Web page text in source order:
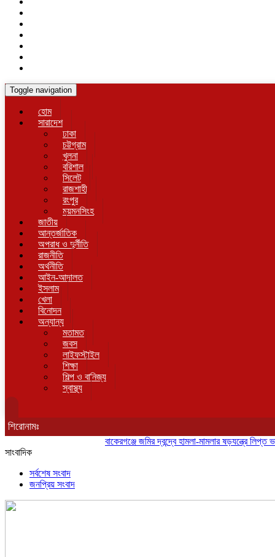
Toggle navigation
হোম
সারাদেশ
ঢাকা
চট্টগ্রাম
খুলনা
বরিশাল
সিলেট
রাজশাহী
রংপুর
ময়মনসিংহ
জাতীয়
আন্তর্জাতিক
অপরাধ ও দুর্নীতি
রাজনীতি
অর্থনীতি
আইন-আদালত
ইসলাম
খেলা
বিনোদন
অন্যান্য
মতামত
জবস
লাইফস্টাইল
শিক্ষা
শিল্প ও বানিজ্য
স্বাস্থ্য
শিরোনামঃ
বাকেরগঞ্জে জমির দ্বন্দ্বে হামলা-মামলার ষড়যন্ত্রে লিপ্ত
সাংবাদিক
সর্বশেষ সংবাদ
জনপ্রিয় সংবাদ